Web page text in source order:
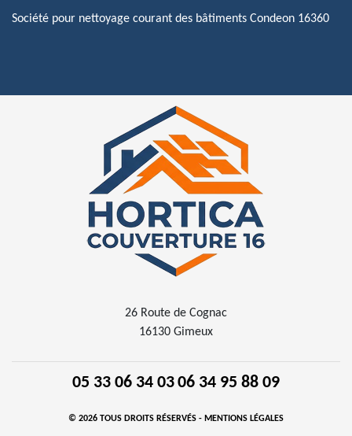
Société pour nettoyage courant des bâtiments Condeon 16360
26 Route de Cognac
16130 Gimeux
05 33 06 34 0306 34 95 88 09
© 2026 TOUS DROITS RÉSERVÉS - MENTIONS LÉGALES